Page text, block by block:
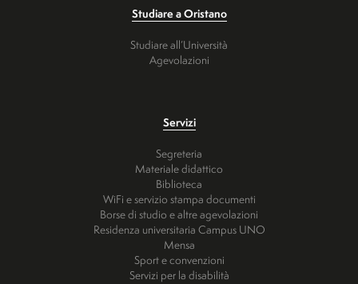
Studiare a Oristano
Studiare all’Università
Agevolazioni
Servizi
Segreteria
Materiale didattico
Biblioteca
WiFi e servizio stampa documenti
Borse di studio e altre agevolazioni
Residenza universitaria Campus UNO
Mensa
Sport e convenzioni
Servizi per la disabilità